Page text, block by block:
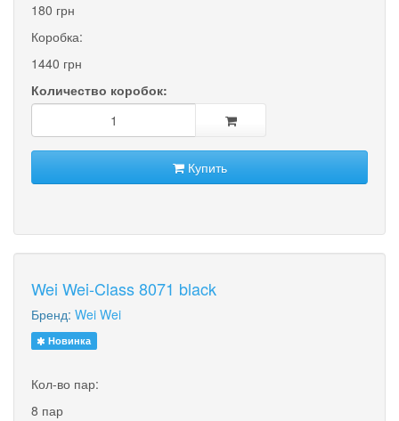
180 грн
Коробка:
1440 грн
Количество коробок:
Купить
Wei Wei-Class 8071 black
Бренд: Wei Wei
Новинка
Кол-во пар:
8 пар